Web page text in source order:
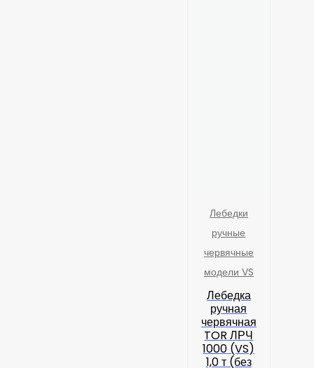
Лебедки
ручные
червячные
модели VS
Лебедка
ручная
червячная
TOR ЛРЧ
1000 (VS)
1,0 т (без